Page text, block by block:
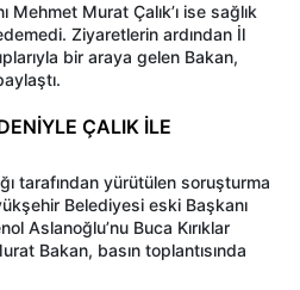
Murat Çalık’ı ise sağlık
Ziyaretlerin ardından İl
bir araya gelen Bakan,
ÇALIK İLE
tarafından yürütülen soruşturma
Belediyesi eski Başkanı
Aslanoğlu’nu Buca Kırıklar
Bakan, basın toplantısında